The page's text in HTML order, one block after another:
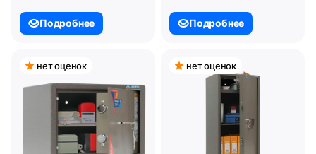
Подробнее Подробнее
нет оценок нет оценок